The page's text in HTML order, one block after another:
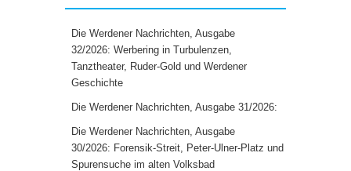
Die Werdener Nachrichten, Ausgabe
32/2026: Werbering in Turbulenzen,
Tanztheater, Ruder-Gold und Werdener
Geschichte
Die Werdener Nachrichten, Ausgabe 31/2026:
Die Werdener Nachrichten, Ausgabe
30/2026: Forensik-Streit, Peter-Ulner-Platz und
Spurensuche im alten Volksbad